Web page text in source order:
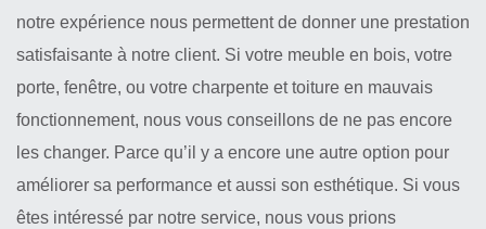
notre expérience nous permettent de donner une prestation
satisfaisante à notre client. Si votre meuble en bois, votre
porte, fenêtre, ou votre charpente et toiture en mauvais
fonctionnement, nous vous conseillons de ne pas encore
les changer. Parce qu’il y a encore une autre option pour
améliorer sa performance et aussi son esthétique. Si vous
êtes intéressé par notre service, nous vous prions